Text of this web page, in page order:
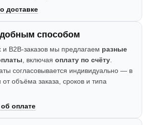
доставке
способом
и B2B-заказов мы предлагаем разные
, включая оплату по счёту
согласовывается индивидуально — в
от объёма заказа, сроков и типа
оплате